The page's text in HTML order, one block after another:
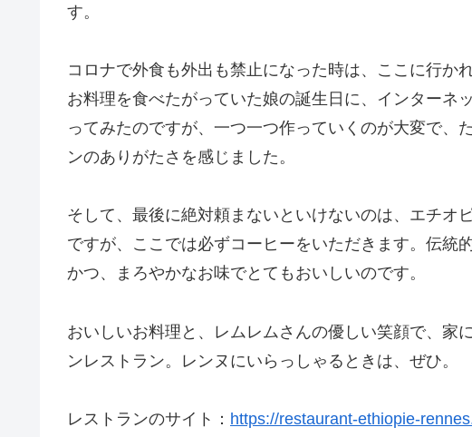
す。
コロナで外食も外出も禁止になった時は、ここに行か
お料理を食べたがっていた娘の誕生日に、インターネ
ってみたのですが、一つ一つ作っていくのが大変で、
ンのありがたさを感じました。
そして、最後に絶対頼まないといけないのは、エチオ
ですが、ここでは必ずコーヒーをいただきます。伝統
かつ、まろやかなお味でとてもおいしいのです。
おいしいお料理と、レムレムさんの優しい笑顔で、家
ンレストラン。レンヌにいらっしゃるときは、ぜひ。
レストランのサイト： https://restaurant-ethiopie-